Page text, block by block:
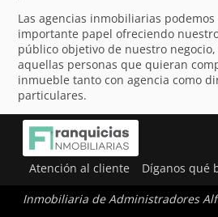
Las agencias inmobiliarias
importante papel ofreciendo
público objetivo de nuestro
aquellas personas que quieran
inmueble tanto con agencia como
particulares.
Atención al cliente Díganos qué
Inmobiliaria de Administradores